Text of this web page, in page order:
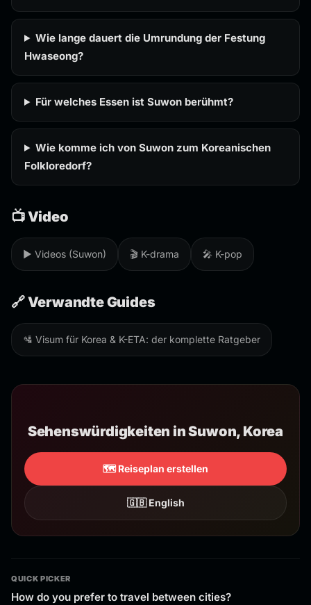
Wie lange dauert die Umrundung der Festung
Hwaseong?
Für welches Essen ist Suwon berühmt?
Wie komme ich von Suwon zum Koreanischen
Folkloredorf?
📺 Video
▶️ Videos (Suwon) 🎬 K-drama 🎤 K-pop
🔗 Verwandte Guides
🛂 Visum für Korea & K-ETA: der komplette Ratgeber
Sehenswürdigkeiten in Suwon, Korea
🗺️ Reiseplan erstellen
🇬🇧 English
QUICK PICKER
How do you prefer to travel between cities?